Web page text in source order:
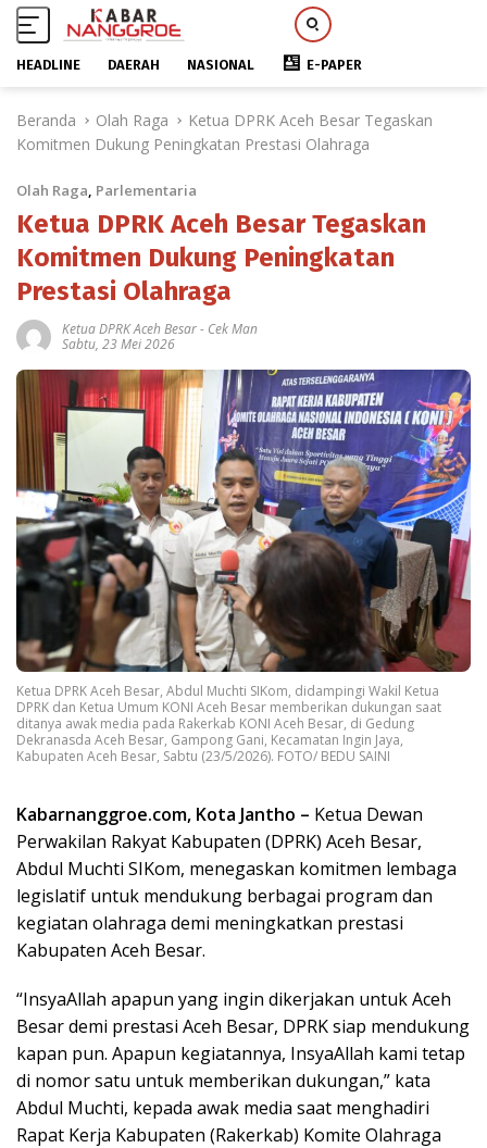
HEADLINE DAERAH NASIONAL E-PAPER
Beranda Olah Raga
Ketua DPRK Aceh Besar Tegaskan
Komitmen Dukung Peningkatan Prestasi Olahraga
Olah Raga, Parlementaria
Ketua DPRK Aceh Besar Tegaskan
Komitmen Dukung Peningkatan
Prestasi Olahraga
Ketua DPRK Aceh Besar- Cek Man
Sabtu, 23 Mei 2026
Ketua DPRK Aceh Besar, Abdul Muchti SIKom, didampingi Wakil Ketua
DPRK dan Ketua Umum KONI Aceh Besar memberikan dukungan saat
ditanya awak media pada Rakerkab KONI Aceh Besar, di Gedung
Dekranasda Aceh Besar, Gampong Gani, Kecamatan Ingin Jaya,
Kabupaten Aceh Besar, Sabtu (23/5/2026). FOTO/ BEDU SAINI
Kabarnanggroe.com, Kota Jantho – Ketua Dewan
Perwakilan Rakyat Kabupaten (DPRK) Aceh Besar,
Abdul Muchti SIKom, menegaskan komitmen lembaga
legislatif untuk mendukung berbagai program dan
kegiatan olahraga demi meningkatkan prestasi
Kabupaten Aceh Besar.
“InsyaAllah apapun yang ingin dikerjakan untuk Aceh
Besar demi prestasi Aceh Besar, DPRK siap mendukung
kapan pun. Apapun kegiatannya, InsyaAllah kami tetap
di nomor satu untuk memberikan dukungan,” kata
Abdul Muchti, kepada awak media saat menghadiri
Rapat Kerja Kabupaten (Rakerkab) Komite Olahraga